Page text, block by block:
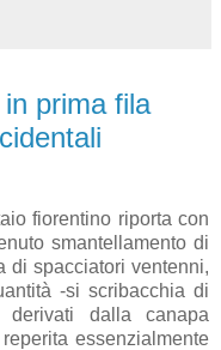
prima fila
fiorentino riporta con
smantellamento di
di spacciatori ventenni,
-si scribacchia di
dalla canapa
essenzialmente